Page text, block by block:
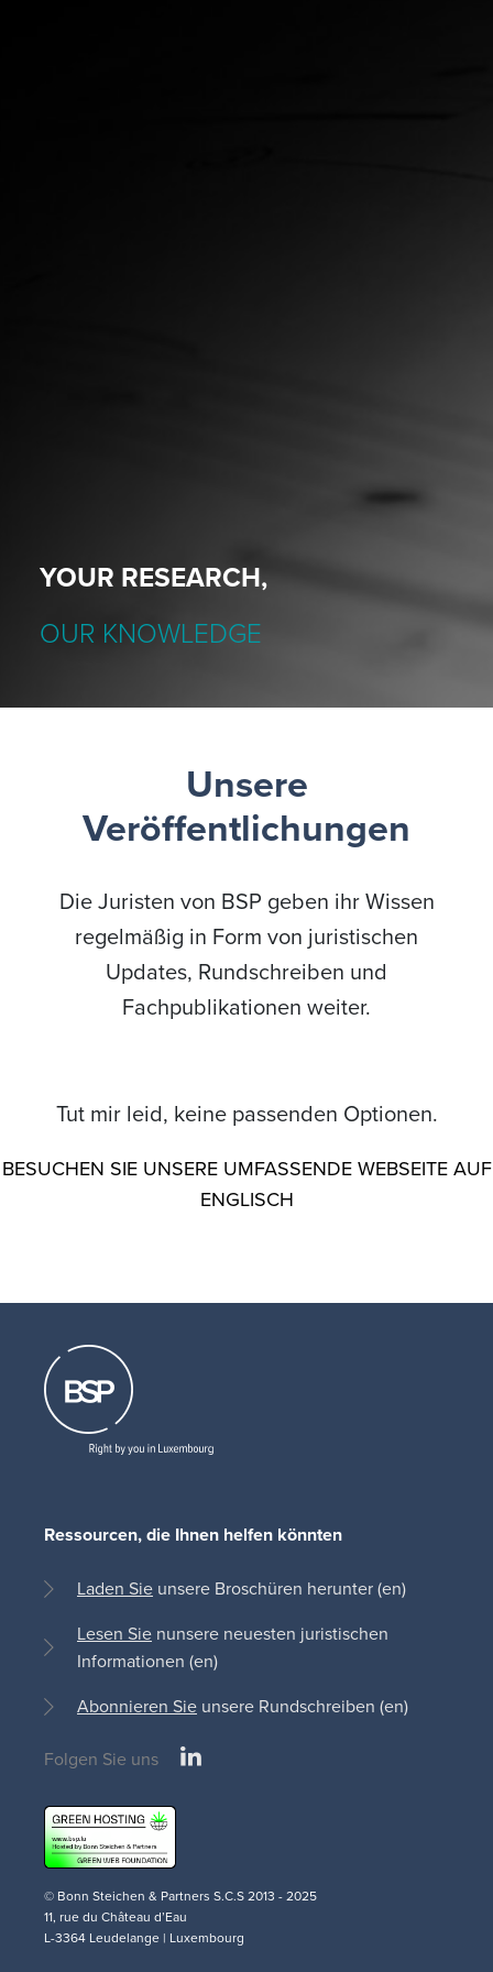
YOUR RESEARCH,
OUR KNOWLEDGE
Unsere
Veröffentlichungen
Die Juristen von BSP geben ihr Wissen
regelmäßig in Form von juristischen
Updates, Rundschreiben und
Fachpublikationen weiter.
Tut mir leid, keine passenden Optionen.
BESUCHEN SIE UNSERE UMFASSENDE WEBSEITE AUF
ENGLISCH
Ressourcen, die Ihnen helfen könnten
Laden Sie unsere Broschüren herunter (en)
Lesen Sie nunsere neuesten juristischen
Informationen (en)
Abonnieren Sie unsere Rundschreiben (en)
Social
medias
Folgen Sie uns
© Bonn Steichen & Partners S.C.S 2013 - 2025
11, rue du Château d’Eau
L-3364 Leudelange | Luxembourg